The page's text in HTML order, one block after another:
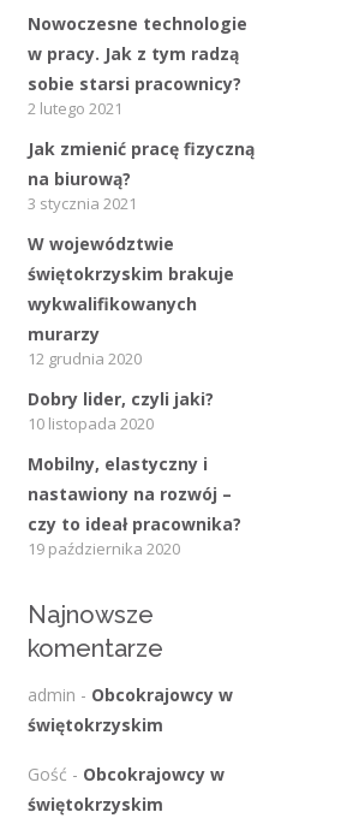
Nowoczesne technologie
w pracy. Jak z tym radzą
sobie starsi pracownicy?
2 lutego 2021
Jak zmienić pracę fizyczną
na biurową?
3 stycznia 2021
W województwie
świętokrzyskim brakuje
wykwalifikowanych
murarzy
12 grudnia 2020
Dobry lider, czyli jaki?
10 listopada 2020
Mobilny, elastyczny i
nastawiony na rozwój –
czy to ideał pracownika?
19 października 2020
Najnowsze
komentarze
admin - Obcokrajowcy w
świętokrzyskim
Gość - Obcokrajowcy w
świętokrzyskim